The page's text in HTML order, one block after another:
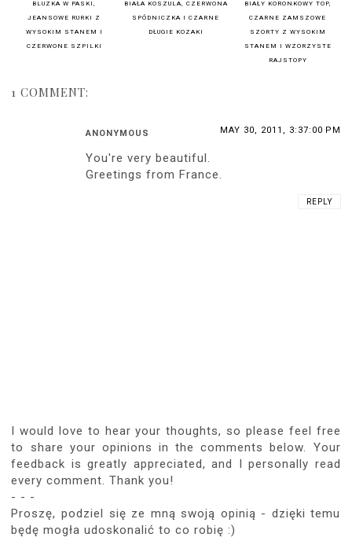
BLUZKA W PASKI,
JEANSOWE RURKI Z
WYSOKIM STANEM I
CZERWONE SZPILKI
BIAŁA KOSZULA, CZERWONA
SPÓDNICZKA I CZARNE
DŁUGIE KOZAKI
BIAŁY KORONKOWY TOP,
CZARNE ZAMSZOWE
SZORTY Z WYSOKIM
STANEM I WZORZYSTE
RAJSTOPY
1 COMMENT:
ANONYMOUS MAY 30, 2011, 3:37:00 PM
You're very beautiful.
Greetings from France.
REPLY
I would love to hear your thoughts, so please feel free
to share your opinions in the comments below. Your
feedback is greatly appreciated, and I personally read
every comment. Thank you!
- - -
Proszę, podziel się ze mną swoją opinią - dzięki temu
będę mogła udoskonalić to co robię :)